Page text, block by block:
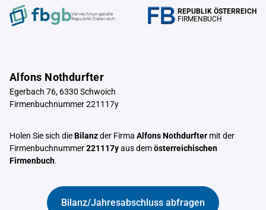
Verrechnungstelle
Republik Österreich
REPUBLIK ÖSTERREICH
FIRMENBUCH
Alfons Nothdurfter
Egerbach 76, 6330 Schwoich
Firmenbuchnummer 221117y
Holen Sie sich dieBilanzder Firma Alfons Nothdurfter mit der
Firmenbuchnummer221117yaus demösterreichischen
Firmenbuch.
Bilanz/Jahresabschluss abfragen